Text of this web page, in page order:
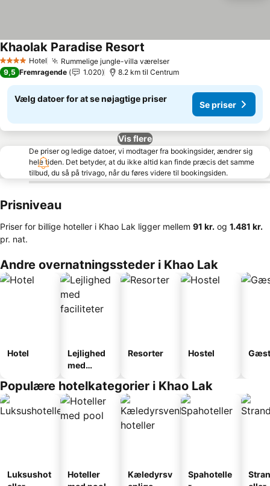
4 StjernerHotel Rummelige jungle-villa værelser
Khaolak Paradise Resort
9,5 Fremragende 1.020 8.2 km til Centrum
Vælg datoer for at se nøjagtige priser
Se priser
Vis flere
De priser og ledige datoer, vi modtager fra bookingsider, ændrer sig
hele tiden. Det betyder, at du ikke altid kan finde præcis det samme
tilbud, du så på trivago, når du føres videre til bookingsiden.
Prisniveau
Priser for billige hoteller i Khao Lak ligger mellem ‎91 kr. og ‎1.481 kr.
pr. nat.
Andre overnatningssteder i Khao Lak
Hotel
Lejlighed
med
Resorter Hostel
Populære hotelkategorier i Khao Lak
Luksushot
Hoteller
Kæledyrsv
Spahotelle